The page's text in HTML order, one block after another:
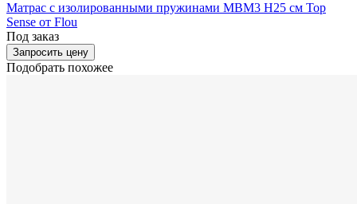
Матрас с изолированными пружинами MBM3 H25 см Top
Sense от Flou
Под заказ
Запросить цену
Подобрать похожее